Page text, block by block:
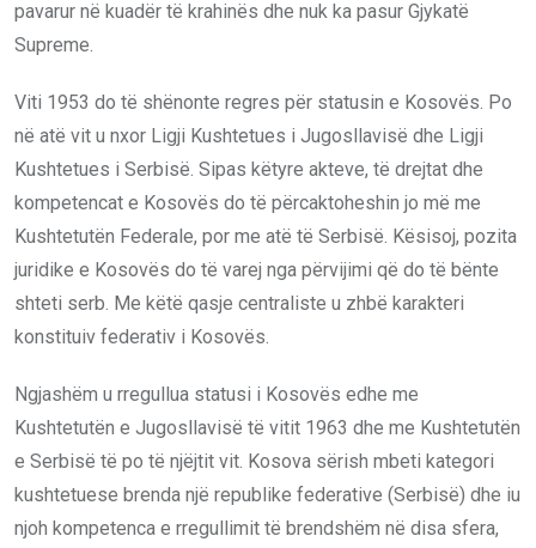
pavarur në kuadër të krahinës dhe nuk ka pasur Gjykatë
Supreme.
Viti 1953 do të shënonte regres për statusin e Kosovës. Po
në atë vit u nxor Ligji Kushtetues i Jugosllavisë dhe Ligji
Kushtetues i Serbisë. Sipas këtyre akteve, të drejtat dhe
kompetencat e Kosovës do të përcaktoheshin jo më me
Kushtetutën Federale, por me atë të Serbisë. Kësisoj, pozita
juridike e Kosovës do të varej nga përvijimi që do të bënte
shteti serb. Me këtë qasje centraliste u zhbë karakteri
konstituiv federativ i Kosovës.
Ngjashëm u rregullua statusi i Kosovës edhe me
Kushtetutën e Jugosllavisë të vitit 1963 dhe me Kushtetutën
e Serbisë të po të njëjtit vit. Kosova sërish mbeti kategori
kushtetuese brenda një republike federative (Serbisë) dhe iu
njoh kompetenca e rregullimit të brendshëm në disa sfera,